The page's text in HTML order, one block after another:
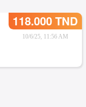
118.000 TND
10/6/25, 11:56 AM